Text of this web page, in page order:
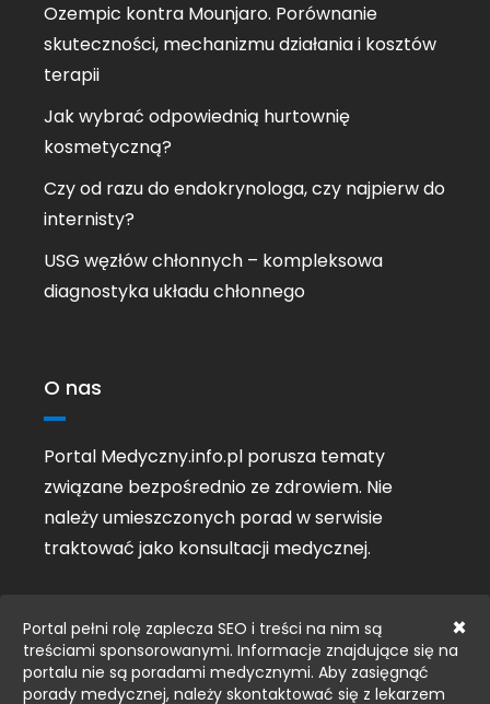
×
Portal pełni rolę zaplecza SEO i treści na nim są
treściami sponsorowanymi. Informacje znajdujące się na
portalu nie są poradami medycznymi. Aby zasięgnąć
porady medycznej, należy skontaktować się z lekarzem
Ozempic kontra Mounjaro. Porównanie
skuteczności, mechanizmu działania i kosztów
terapii
Jak wybrać odpowiednią hurtownię
kosmetyczną?
Czy od razu do endokrynologa, czy najpierw do
internisty?
USG węzłów chłonnych – kompleksowa
diagnostyka układu chłonnego
O nas
Portal Medyczny.info.pl porusza tematy
związane bezpośrednio ze zdrowiem. Nie
należy umieszczonych porad w serwisie
traktować jako konsultacji medycznej.